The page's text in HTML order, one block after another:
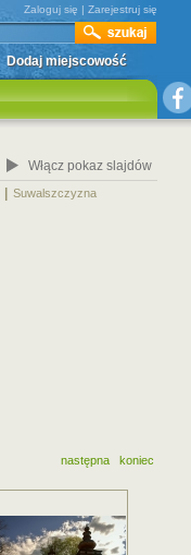
Zaloguj się | Zarejestruj się
Dodaj miejscowość
Włącz pokaz slajdów
Suwalszczyzna
następna koniec